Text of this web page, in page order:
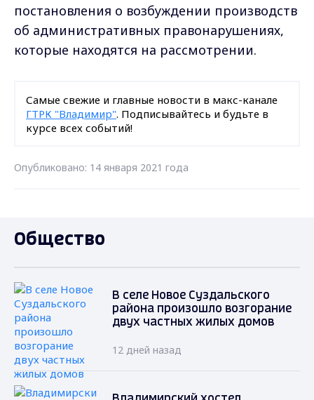
постановления о возбуждении производств
об административных правонарушениях,
которые находятся на рассмотрении.
Самые свежие и главные новости в макс-канале
ГТРК "Владимир". Подписывайтесь и будьте в
курсе всех событий!
Опубликовано: 14 января 2021 года
Общество
В селе Новое Суздальского
района произошло возгорание
двух частных жилых домов
12 дней назад